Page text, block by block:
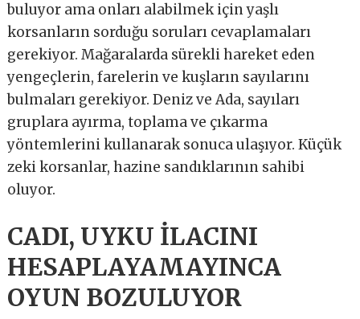
buluyor ama onları alabilmek için yaşlı
korsanların sorduğu soruları cevaplamaları
gerekiyor. Mağaralarda sürekli hareket eden
yengeçlerin, farelerin ve kuşların sayılarını
bulmaları gerekiyor. Deniz ve Ada, sayıları
gruplara ayırma, toplama ve çıkarma
yöntemlerini kullanarak sonuca ulaşıyor. Küçük
zeki korsanlar, hazine sandıklarının sahibi
oluyor.
CADI, UYKU İLACINI
HESAPLAYAMAYINCA
OYUN BOZULUYOR